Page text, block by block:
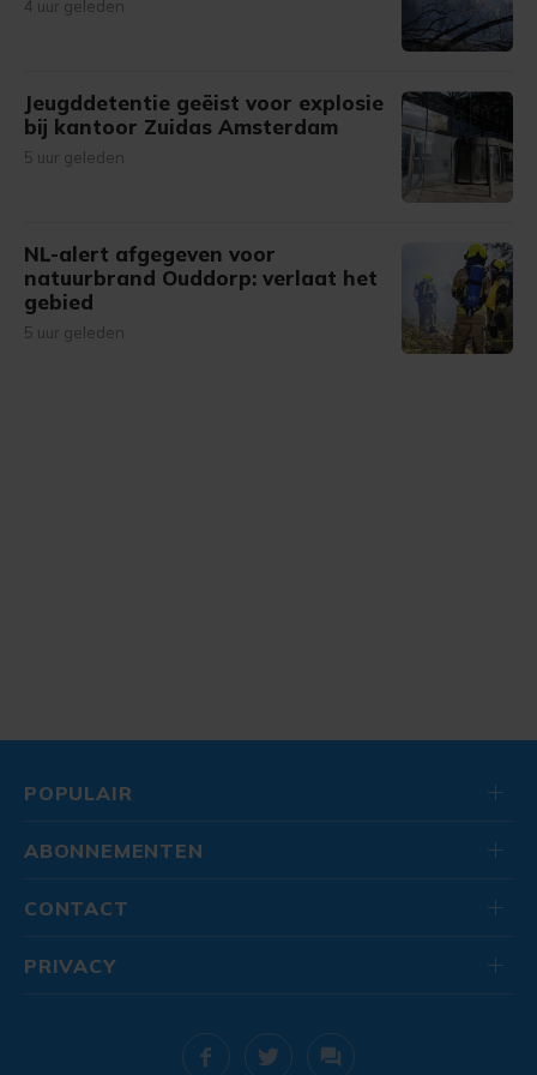
4 uur geleden
Jeugddetentie geëist voor explosie
bij kantoor Zuidas Amsterdam
5 uur geleden
NL-alert afgegeven voor
natuurbrand Ouddorp: verlaat het
gebied
5 uur geleden
POPULAIR
ABONNEMENTEN
CONTACT
PRIVACY